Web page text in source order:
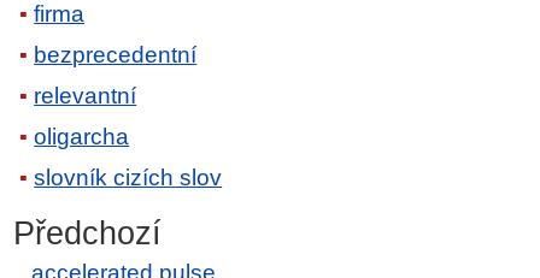
firma
bezprecedentní
relevantní
oligarcha
slovník cizích slov
Předchozí